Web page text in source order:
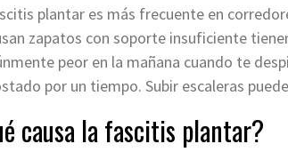
plantar es más frecuente en
zapatos con soporte insuficiente
peor en la mañana cuando te
por un tiempo. Subir escaleras
causa la fascitis plantar?